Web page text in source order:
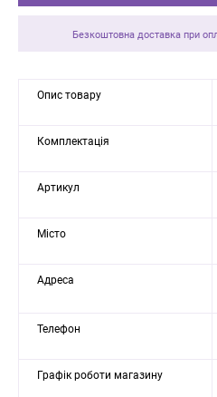
Безкоштовна доставка при
Опис товару
Комплектація
Артикул
Місто
Адреса
Телефон
Графік роботи магазину